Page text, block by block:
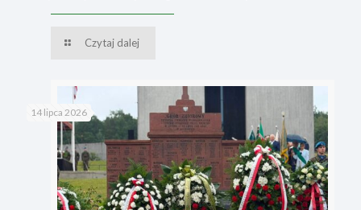
Czytaj dalej
14 lipca 2026